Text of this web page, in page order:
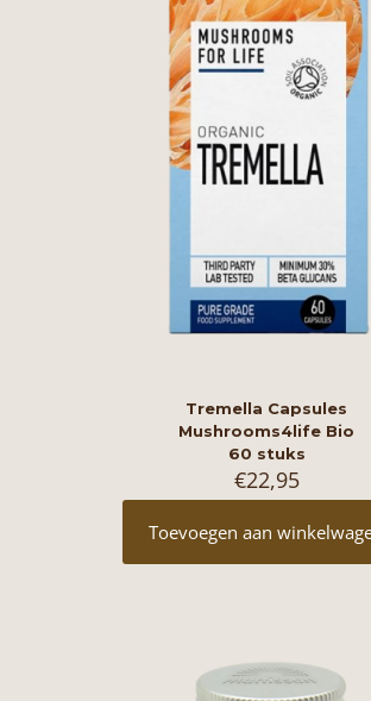
Tremella Capsules
Mushrooms4life Bio
60 stuks
€22,95
Toevoegen aan